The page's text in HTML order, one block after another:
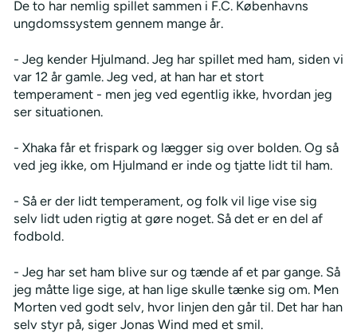
De to har nemlig spillet sammen i F.C. Københavns
ungdomssystem gennem mange år.
- Jeg kender Hjulmand. Jeg har spillet med ham, siden vi
var 12 år gamle. Jeg ved, at han har et stort
temperament - men jeg ved egentlig ikke, hvordan jeg
ser situationen.
- Xhaka får et frispark og lægger sig over bolden. Og så
ved jeg ikke, om Hjulmand er inde og tjatte lidt til ham.
- Så er der lidt temperament, og folk vil lige vise sig
selv lidt uden rigtig at gøre noget. Så det er en del af
fodbold.
- Jeg har set ham blive sur og tænde af et par gange. Så
jeg måtte lige sige, at han lige skulle tænke sig om. Men
Morten ved godt selv, hvor linjen den går til. Det har han
selv styr på, siger Jonas Wind med et smil.